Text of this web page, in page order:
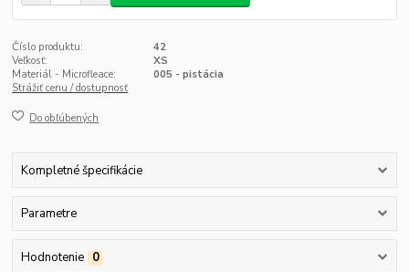
Číslo produktu:
42
Veľkosť:
XS
Materiál - Microfleace:
005 - pistácia
Strážiť cenu / dostupnosť
Do obľúbených
Kompletné špecifikácie
Parametre
Hodnotenie 0